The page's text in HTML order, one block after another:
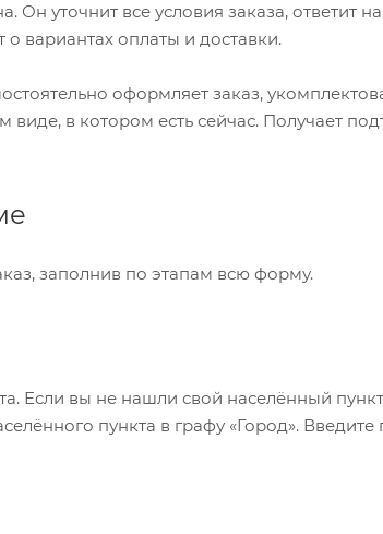
уточнит все условия заказа, ответит
вариантах оплаты и доставки.
оформляет заказ,
в котором есть сейчас. Получает
заполнив по этапам всю форму.
Если вы не нашли свой населённый
пункта в графу «Город».